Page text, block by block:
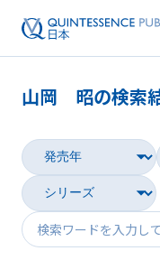
山岡 昭の検索